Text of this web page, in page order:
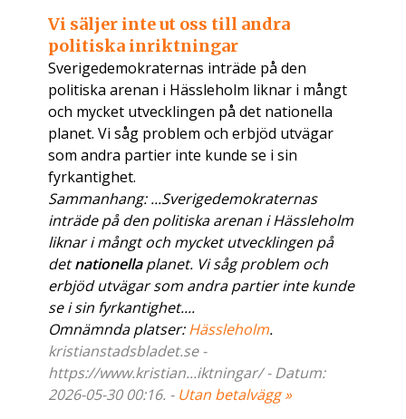
Vi säljer inte ut oss till andra
politiska inriktningar
Sverigedemokraternas inträde på den
politiska arenan i Hässleholm liknar i mångt
och mycket utvecklingen på det nationella
planet. Vi såg problem och erbjöd utvägar
som andra partier inte kunde se i sin
fyrkantighet.
Sammanhang: ... Sverigedemokraternas
inträde på den politiska arenan i Hässleholm
liknar i mångt och mycket utvecklingen på
detnationellaplanet. Vi såg problem och
erbjöd utvägar som andra partier inte kunde
se i sin fyrkantighet....
Omnämnda platser:Hässleholm.
kristianstadsbladet.se -
https://www.kristian...iktningar/ - Datum:
2026-05-30 00:16. - Utan betalvägg »